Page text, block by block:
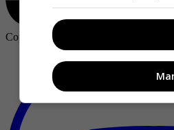
Copyright © Publicaciones